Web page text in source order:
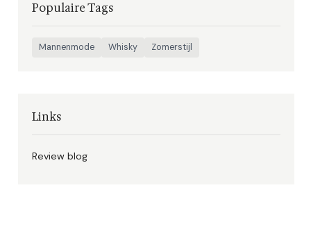
Populaire Tags
Mannenmode Whisky Zomerstijl
Links
Review blog